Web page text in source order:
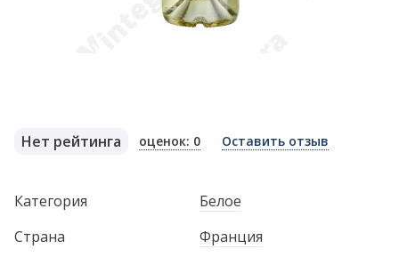
Нет рейтинга оценок: 0 Оставить отзыв
Категория
Белое
Страна
Франция